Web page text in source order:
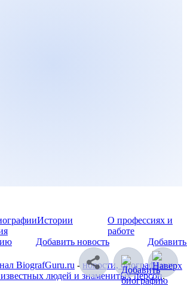
Истории
О профессиях и
работе
Добавить новость
BiografGuru.ru - новости, биографии и
людей и знаменитых персон.